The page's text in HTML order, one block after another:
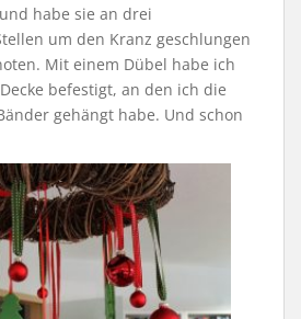
habe sie an drei
um den Kranz geschlungen
Mit einem Dübel habe ich
befestigt, an den ich die
gehängt habe. Und schon